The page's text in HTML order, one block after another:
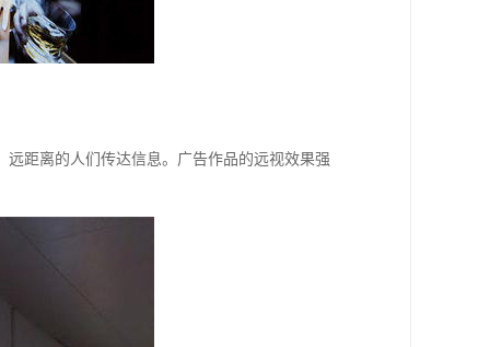
距离的人们传达信息。广告作品的远视效果强